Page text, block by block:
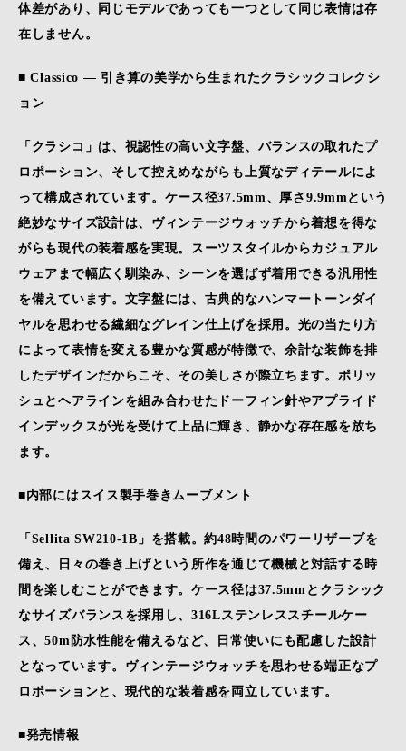
体差があり、同じモデルであっても一つとして同じ表情は存
在しません。
■ Classico ― 引き算の美学から生まれたクラシックコレクシ
ョン
「クラシコ」は、視認性の高い文字盤、バランスの取れたプ
ロポーション、そして控えめながらも上質なディテールによ
って構成されています。ケース径37.5mm、厚さ9.9mmという
絶妙なサイズ設計は、ヴィンテージウォッチから着想を得な
がらも現代の装着感を実現。スーツスタイルからカジュアル
ウェアまで幅広く馴染み、シーンを選ばず着用できる汎用性
を備えています。文字盤には、古典的なハンマートーンダイ
ヤルを思わせる繊細なグレイン仕上げを採用。光の当たり方
によって表情を変える豊かな質感が特徴で、余計な装飾を排
したデザインだからこそ、その美しさが際立ちます。ポリッ
シュとヘアラインを組み合わせたドーフィン針やアプライド
インデックスが光を受けて上品に輝き、静かな存在感を放ち
ます。
■内部にはスイス製手巻きムーブメント
「Sellita SW210-1B」を搭載。約48時間のパワーリザーブを
備え、日々の巻き上げという所作を通じて機械と対話する時
間を楽しむことができます。ケース径は37.5mmとクラシック
なサイズバランスを採用し、316Lステンレススチールケー
ス、50m防水性能を備えるなど、日常使いにも配慮した設計
となっています。ヴィンテージウォッチを思わせる端正なプ
ロポーションと、現代的な装着感を両立しています。
■発売情報